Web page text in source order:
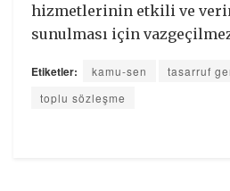
hizmetlerinin etkili ve
sunulması için
Etiketler: kamu-sen
tasarruf
toplu sözleşme